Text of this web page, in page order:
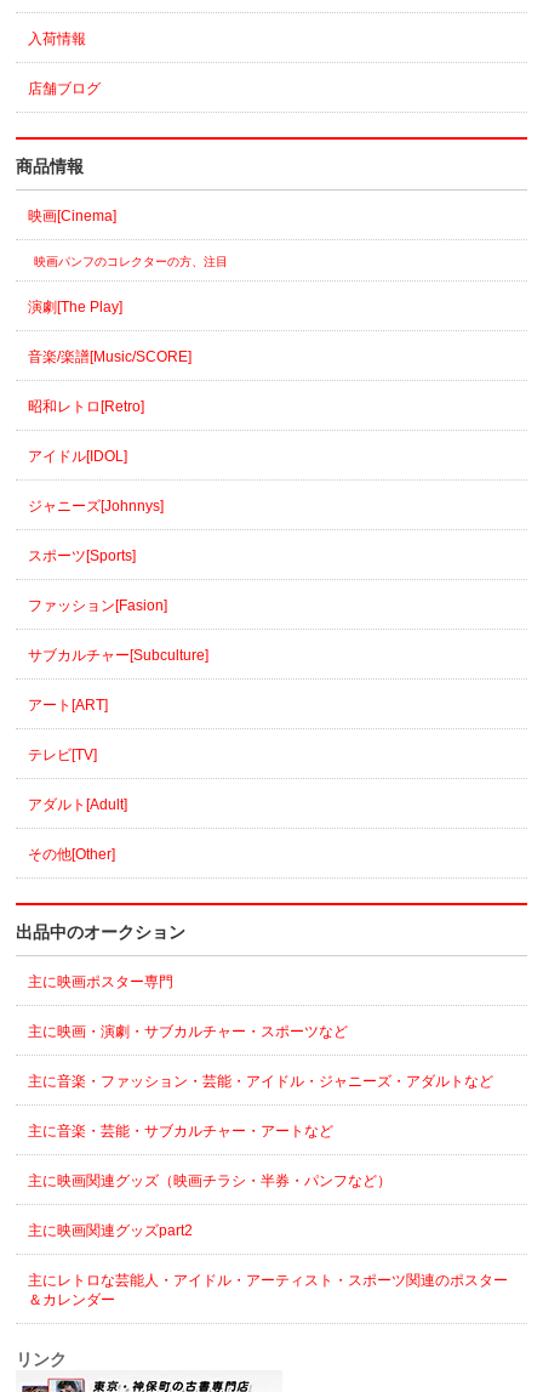
入荷情報
店舗ブログ
商品情報
映画[Cinema]
映画パンフのコレクターの方、注目
演劇[The Play]
音楽/楽譜[Music/SCORE]
昭和レトロ[Retro]
アイドル[IDOL]
ジャニーズ[Johnnys]
スポーツ[Sports]
ファッション[Fasion]
サブカルチャー[Subculture]
アート[ART]
テレビ[TV]
アダルト[Adult]
その他[Other]
出品中のオークション
主に映画ポスター専門
主に映画・演劇・サブカルチャー・スポーツなど
主に音楽・ファッション・芸能・アイドル・ジャニーズ・アダルトなど
主に音楽・芸能・サブカルチャー・アートなど
主に映画関連グッズ（映画チラシ・半券・パンフなど）
主に映画関連グッズpart2
主にレトロな芸能人・アイドル・アーティスト・スポーツ関連のポスター
＆カレンダー
リンク